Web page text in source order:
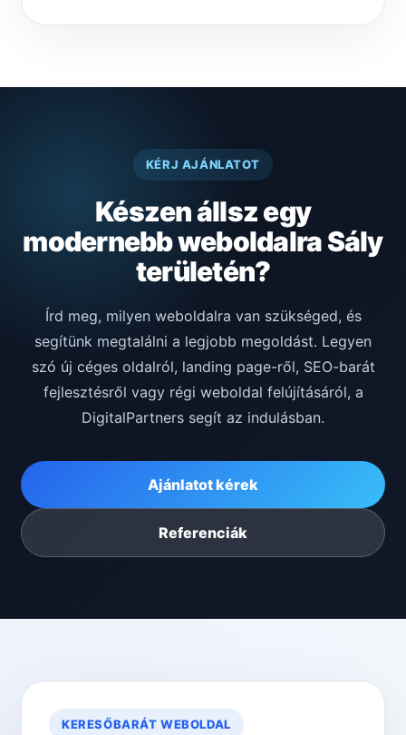
KÉRJ AJÁNLATOT
Készen állsz egy
modernebb weboldalra Sály
területén?
Írd meg, milyen weboldalra van szükséged, és
segítünk megtalálni a legjobb megoldást. Legyen
szó új céges oldalról, landing page-ről, SEO-barát
fejlesztésről vagy régi weboldal felújításáról, a
DigitalPartners segít az indulásban.
Ajánlatot kérek
Referenciák
KERESŐBARÁT WEBOLDAL